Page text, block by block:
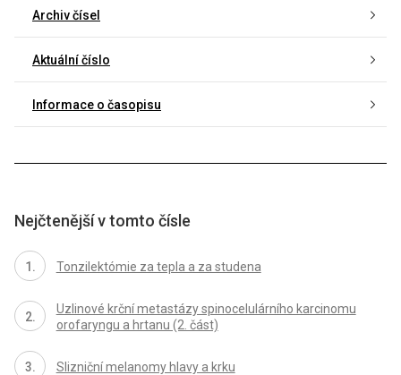
Archiv čísel
Aktuální číslo
Informace o časopisu
Nejčtenější v tomto čísle
Tonzilektómie za tepla a za studena
Uzlinové krční metastázy spinocelulárního karcinomu
orofaryngu a hrtanu (2. část)
Slizniční melanomy hlavy a krku